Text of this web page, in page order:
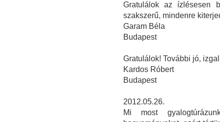
Gratulálok az ízlésesen
szakszerű, mindenre
Garam Béla
Budapest
Gratulálok! További jó,
Kardos Róbert
Budapest
2012.05.26.
Mi most